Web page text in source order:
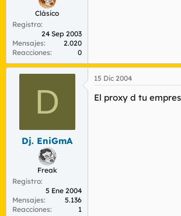
Clásico
Registro
24 Sep 2003
Mensajes
2.020
Reacciones
0
D
Dj. EniGmA
Freak
Registro
5 Ene 2004
Mensajes
5.136
Reacciones
1
15 Dic 2004
El proxy d tu